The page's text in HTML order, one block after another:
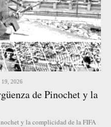
2026
de Pinochet y la
y la complicidad de la FIFA